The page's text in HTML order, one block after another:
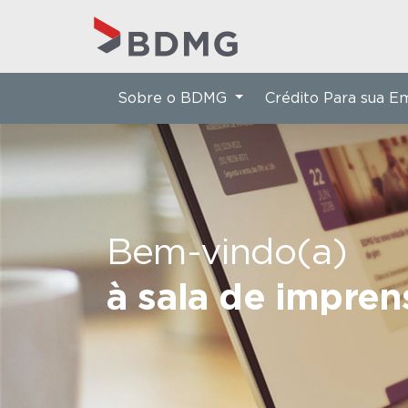
Bem-vindo(a)
à sala de
Sobre o BDMG Crédito Para sua